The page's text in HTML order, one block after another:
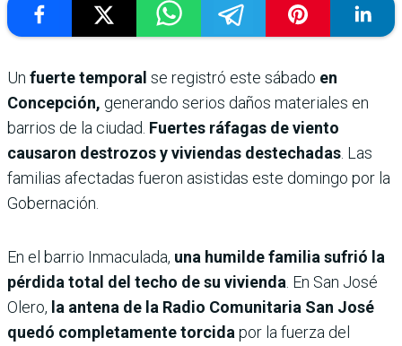
Un fuerte temporal se registró este sábado en
Concepción, generando serios daños materiales en
barrios de la ciudad. Fuertes ráfagas de viento
causaron destrozos y viviendas destechadas . Las
familias afectadas fueron asistidas este domingo por la
Gobernación.
En el barrio Inmaculada, una humilde familia sufrió la
pérdida total del techo de su vivienda . En San José
Olero, la antena de la Radio Comunitaria San José
quedó completamente torcida por la fuerza del